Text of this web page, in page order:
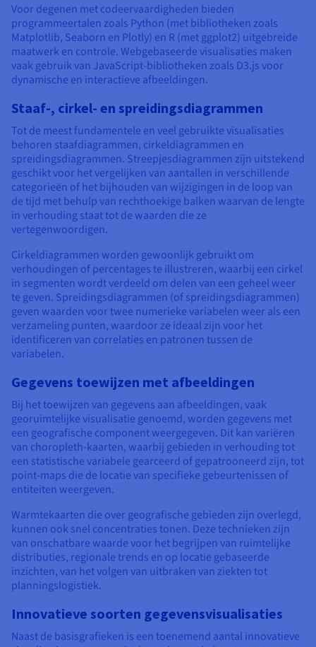
Voor degenen met codeervaardigheden bieden
programmeertalen zoals Python (met bibliotheken zoals
Matplotlib, Seaborn en Plotly) en R (met ggplot2) uitgebreide
maatwerk en controle. Webgebaseerde visualisaties maken
vaak gebruik van JavaScript-bibliotheken zoals D3.js voor
dynamische en interactieve afbeeldingen.
Staaf-, cirkel- en spreidingsdiagrammen
Tot de meest fundamentele en veel gebruikte visualisaties
behoren staafdiagrammen, cirkeldiagrammen en
spreidingsdiagrammen. Streepjesdiagrammen zijn uitstekend
geschikt voor het vergelijken van aantallen in verschillende
categorieën of het bijhouden van wijzigingen in de loop van
de tijd met behulp van rechthoekige balken waarvan de lengte
in verhouding staat tot de waarden die ze
vertegenwoordigen.
Cirkeldiagrammen worden gewoonlijk gebruikt om
verhoudingen of percentages te illustreren, waarbij een cirkel
in segmenten wordt verdeeld om delen van een geheel weer
te geven. Spreidingsdiagrammen (of spreidingsdiagrammen)
geven waarden voor twee numerieke variabelen weer als een
verzameling punten, waardoor ze ideaal zijn voor het
identificeren van correlaties en patronen tussen de
variabelen.
Gegevens toewijzen met afbeeldingen
Bij het toewijzen van gegevens aan afbeeldingen, vaak
georuimtelijke visualisatie genoemd, worden gegevens met
een geografische component weergegeven. Dit kan variëren
van choropleth-kaarten, waarbij gebieden in verhouding tot
een statistische variabele gearceerd of gepatrooneerd zijn, tot
point-maps die de locatie van specifieke gebeurtenissen of
entiteiten weergeven.
Warmtekaarten die over geografische gebieden zijn overlegd,
kunnen ook snel concentraties tonen. Deze technieken zijn
van onschatbare waarde voor het begrijpen van ruimtelijke
distributies, regionale trends en op locatie gebaseerde
inzichten, van het volgen van uitbraken van ziekten tot
planningslogistiek.
Innovatieve soorten gegevensvisualisaties
Naast de basisgrafieken is een toenemend aantal innovatieve